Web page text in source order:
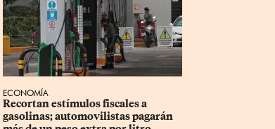
ECONOMÍA
Recortan estímulos fiscales a
gasolinas; automovilistas pagarán